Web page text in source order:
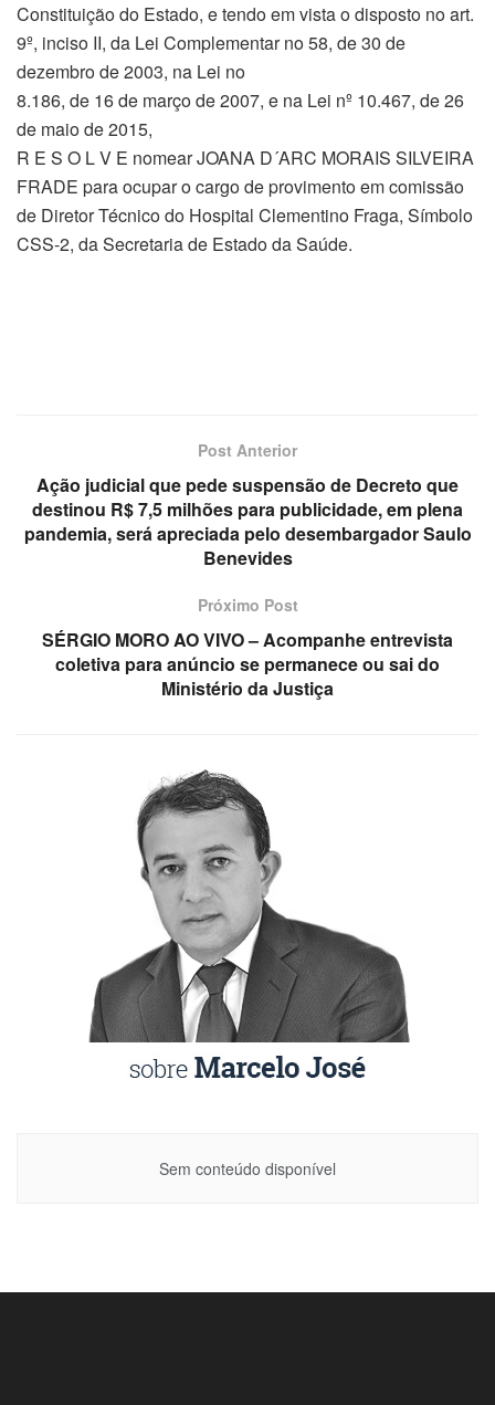
Constituição do Estado, e tendo em vista o disposto no art.
9º, inciso II, da Lei Complementar no 58, de 30 de
dezembro de 2003, na Lei no
8.186, de 16 de março de 2007, e na Lei nº 10.467, de 26
de maio de 2015,
R E S O L V E nomear JOANA D´ARC MORAIS SILVEIRA
FRADE para ocupar o cargo de provimento em comissão
de Diretor Técnico do Hospital Clementino Fraga, Símbolo
CSS-2, da Secretaria de Estado da Saúde.
Post Anterior
Ação judicial que pede suspensão de Decreto que
destinou R$ 7,5 milhões para publicidade, em plena
pandemia, será apreciada pelo desembargador Saulo
Benevides
Próximo Post
SÉRGIO MORO AO VIVO – Acompanhe entrevista
coletiva para anúncio se permanece ou sai do
Ministério da Justiça
Sem conteúdo disponível